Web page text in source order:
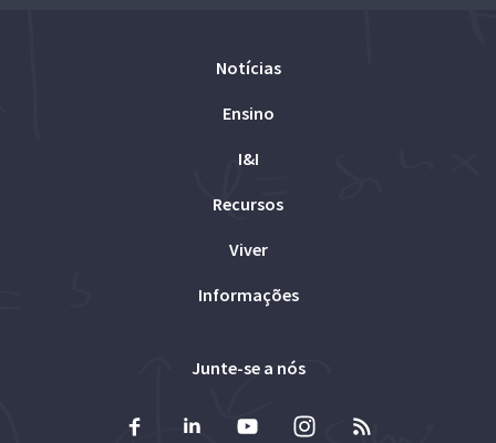
Notícias
Ensino
I&I
Recursos
Viver
Informações
Junte-se a nós